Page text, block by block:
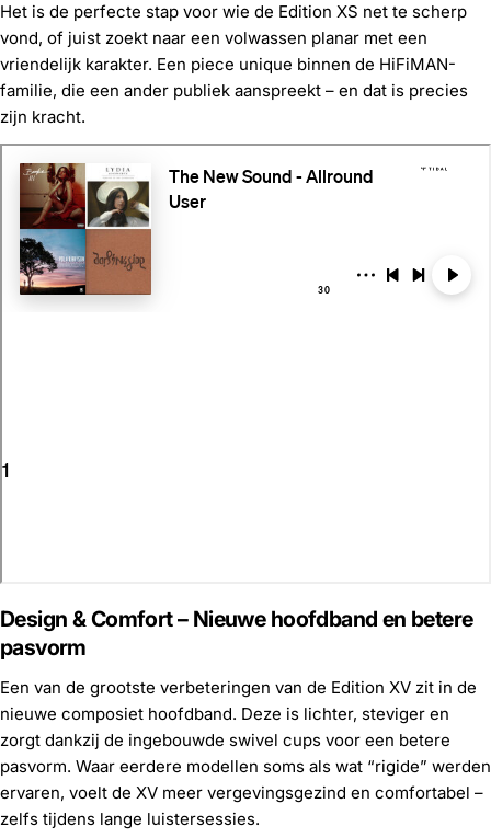
Het is de perfecte stap voor wie de Edition XS net te scherp
vond, of juist zoekt naar een volwassen planar met een
vriendelijk karakter. Een piece unique binnen de HiFiMAN-
familie, die een ander publiek aanspreekt – en dat is precies
zijn kracht.
Design & Comfort – Nieuwe hoofdband en betere
pasvorm
Een van de grootste verbeteringen van de Edition XV zit in de
nieuwe composiet hoofdband. Deze is lichter, steviger en
zorgt dankzij de ingebouwde swivel cups voor een betere
pasvorm. Waar eerdere modellen soms als wat “rigide” werden
ervaren, voelt de XV meer vergevingsgezind en comfortabel –
zelfs tijdens lange luistersessies.